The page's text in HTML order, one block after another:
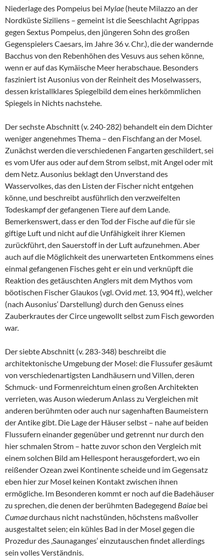
Niederlage des Pompeius bei Mylae (heute Milazzo an der
Nordküste Siziliens – gemeint ist die Seeschlacht Agrippas
gegen Sextus Pompeius, den jüngeren Sohn des großen
Gegenspielers Caesars, im Jahre 36 v. Chr.), die der wandernde
Bacchus von den Rebenhöhen des Vesuvs aus sehen könne,
wenn er auf das Kymäische Meer herabschaue. Besonders
fasziniert ist Ausonius von der Reinheit des Moselwassers,
dessen kristallklares Spiegelbild dem eines herkömmlichen
Spiegels in Nichts nachstehe.
Der sechste Abschnitt (v. 240-282) behandelt ein dem Dichter
weniger angenehmes Thema – den Fischfang an der Mosel.
Zunächst werden die verschiedenen Fangarten geschildert, sei
es vom Ufer aus oder auf dem Strom selbst, mit Angel oder mit
dem Netz. Ausonius beklagt den Unverstand des
Wasservolkes, das den Listen der Fischer nicht entgehen
könne, und beschreibt ausführlich den verzweifelten
Todeskampf der gefangenen Tiere auf dem Lande.
Bemerkenswert, dass er den Tod der Fische auf die für sie
giftige Luft und nicht auf die Unfähigkeit ihrer Kiemen
zurückführt, den Sauerstoff in der Luft aufzunehmen. Aber
auch auf die Möglichkeit des unerwarteten Entkommens eines
einmal gefangenen Fisches geht er ein und verknüpft die
Reaktion des getäuschten Anglers mit dem Mythos vom
böotischen Fischer Glaukos (vgl. Ovid met. 13, 904 ff.), welcher
(nach Ausonius‘ Darstellung) durch den Genuss eines
Zauberkrautes der Circe ungewollt selbst zum Fisch geworden
war.
Der siebte Abschnitt (v. 283-348) beschreibt die
architektonische Umgebung der Mosel: die Flussufer gesäumt
von verschiedenartigsten Landhäusern und Villen, deren
Schmuck- und Formenreichtum einen großen Architekten
verrieten, was Auson wiederum Anlass zu Vergleichen mit
anderen berühmten oder auch nur sagenhaften Baumeistern
der Antike gibt. Die Lage der Häuser selbst – nahe auf beiden
Flussufern einander gegenüber und getrennt nur durch den
hier schmalen Strom – hatte zuvor schon den Vergleich mit
einem solchen Bild am Hellespont herausgefordert, wo ein
reißender Ozean zwei Kontinente scheide und im Gegensatz
eben hier zur Mosel keinen Kontakt zwischen ihnen
ermögliche. Im Besonderen kommt er noch auf die Badehäuser
zu sprechen, die denen der berühmten Badegegend Baiae bei
Cumaedurchaus nicht nachstünden, höchstens maßvoller
ausgestaltet seien; ein kühles Bad in der Mosel gegen die
Prozedur des ,Saunaganges‘ einzutauschen findet allerdings
sein volles Verständnis.